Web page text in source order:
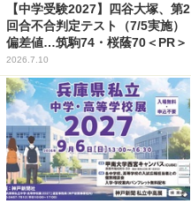
【中学受験2027】四谷大塚、第2
回合不合判定テスト（7/5実施）
偏差値…筑駒74・桜蔭70＜PR＞
2026.7.10